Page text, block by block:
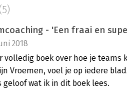
(5)
- 'Een fraai en
2018
volledig boek over hoe je teams
Vroemen, voel je op iedere
wat ik in dit boek lees.